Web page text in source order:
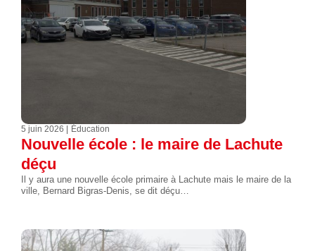
5 juin 2026 Éducation
Nouvelle école : le maire de Lachute
déçu
Il y aura une nouvelle école primaire à Lachute mais le maire de la
ville, Bernard Bigras-Denis, se dit déçu…